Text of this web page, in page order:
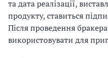
та дата реалізації,
продукту, ставиться
Після проведення
використовувати для